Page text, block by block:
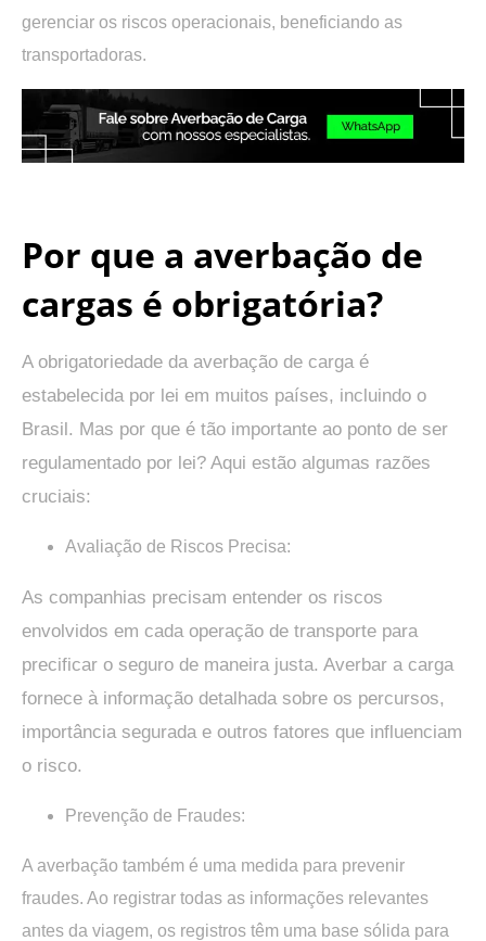
gerenciar os riscos operacionais, beneficiando as
transportadoras.
Por que a averbação de
cargas é obrigatória?
A obrigatoriedade da averbação de carga é
estabelecida por lei em muitos países, incluindo o
Brasil. Mas por que é tão importante ao ponto de ser
regulamentado por lei? Aqui estão algumas razões
cruciais:
Avaliação de Riscos Precisa:
As companhias precisam entender os riscos
envolvidos em cada operação de transporte para
precificar o seguro de maneira justa. Averbar a carga
fornece à informação detalhada sobre os percursos,
importância segurada e outros fatores que influenciam
o risco.
Prevenção de Fraudes:
A averbação também é uma medida para prevenir
fraudes. Ao registrar todas as informações relevantes
antes da viagem, os registros têm uma base sólida para